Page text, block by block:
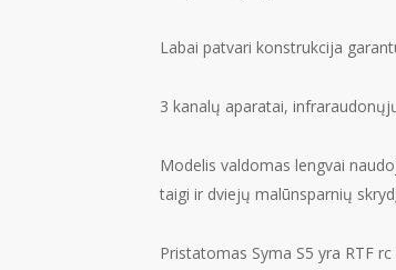
Labai patvari konstrukcija
3 kanalų aparatai,
Modelis valdomas lengvai
taigi ir dviejų malūnsparnių
Pristatomas Syma S5 yra RTF